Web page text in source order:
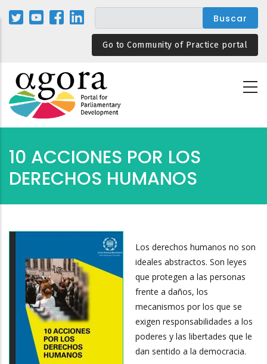
Pasar
Go to Community of Practice portal
10 ACCIONES POR LOS
DERECHOS HUMANOS
Los derechos humanos no son
ideales abstractos. Son leyes
que protegen a las personas
frente a daños, los
mecanismos por los que se
exigen responsabilidades a los
poderes y las libertades que le
dan sentido a la democracia.